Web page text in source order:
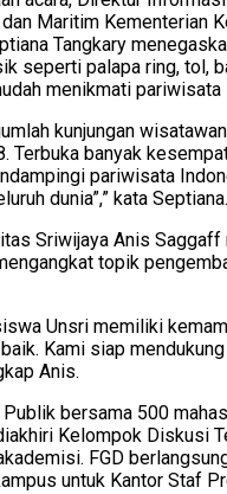
Maritim Kementerian
Tangkary
seperti palapa ring, tol,
menikmati
kunjungan
Terbuka banyak
pariwisata
dunia”,” kata Septiana.
Sriwijaya Anis Saggaff
topik
Unsri memiliki
Kami siap
Anis.
bersama 500
Kelompok Diskusi
FGD
untuk Kantor Staf